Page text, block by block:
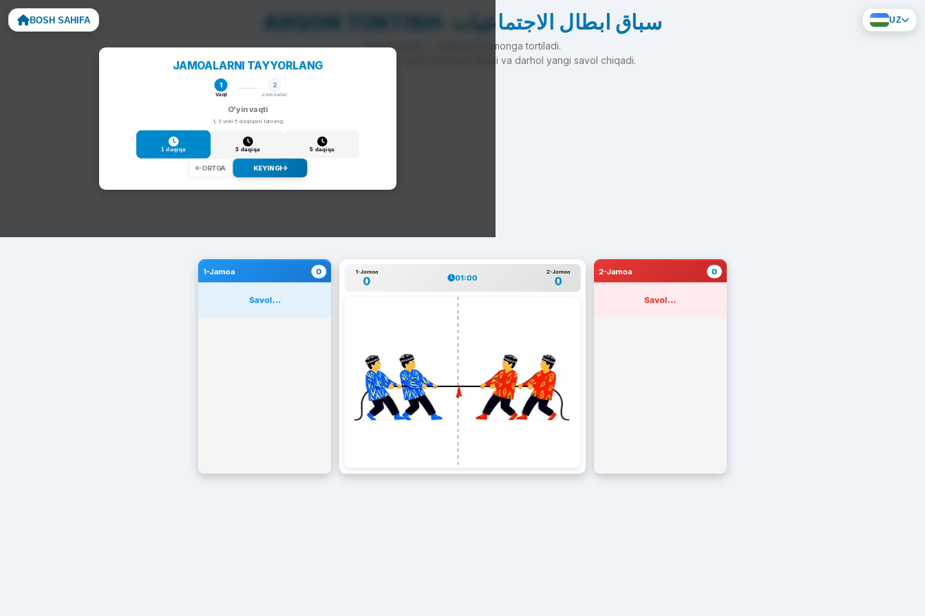
BOSH SAHIFA UZ ARQON TORTISH: سباق ابطال الاجتماعيات
To'g'ri javob — arqon siz tomonga tortiladi.
Noto'g'ri javob — arqon raqib tomonga siljiydi va darhol yangi savol chiqadi.
JAMOALARNI TAYYORLANG
1
Vaqt
2
Jamoalar
O'yin vaqti
1, 3 yoki 5 daqiqani tanlang
1 daqiqa 3 daqiqa 5 daqiqa
ORTGA KEYINGI
1-Jamoa 0
Savol...
1-Jamoa
0 01:00
2-Jamoa
0
2-Jamoa 0
Savol...